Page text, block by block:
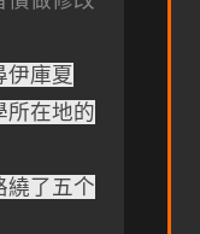
伊庫夏
所在地的
繞了五个